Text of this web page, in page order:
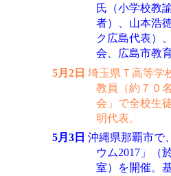
氏（小学校教
者）、山本浩
ク広島代表）
会、広島市教
5月2日 埼玉県Ｔ高等学
教員（約７０
会」で全校生
明代表。
5月3日 沖縄県那覇市で
ウム2017」（
室）を開催。